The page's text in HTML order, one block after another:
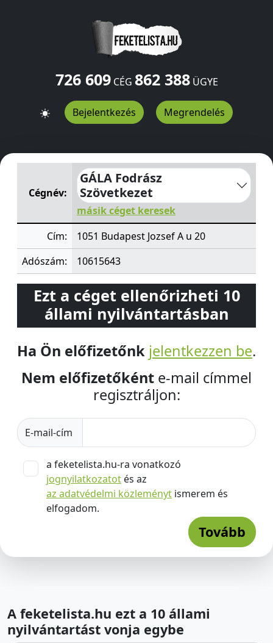
726 609CÉG 862 388ÜGYE
Bejelentkezés Megrendelés
GÁLA Fodrász SzövetkezetJozsef A u 20Budapest1051
Cégnév:
GÁLA Fodrász
Szövetkezet
másik céget keresek
Cím:
1051 Budapest Jozsef A u 20
Adószám:
10615643
Ezt a céget ellenőrizheti 10
állami nyilvántartásban
Ha Ön előfizetőnk jelentkezzen be.
Nem előfizetőként e-mail címmel
regisztráljon:
E-mail-cím
a feketelista.hu-ra vonatkozó
jognyilatkozatot és az
az adatvédelmi közleményt ismerem és
elfogadom.
Tovább
A feketelista.hu ezt a 10 állami
nyilvántartást vonja egybe